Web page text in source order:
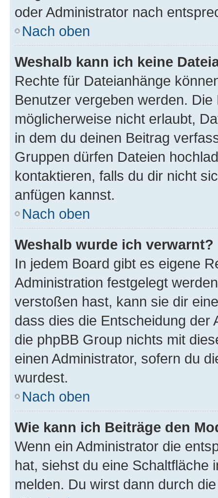
oder Administrator nach
Nach oben
Weshalb kann ich keine
Rechte für Dateianhänge
Benutzer vergeben werden.
möglicherweise nicht erlaubt,
in dem du deinen Beitrag
Gruppen dürfen Dateien
kontaktieren, falls du dir nicht
anfügen kannst.
Nach oben
Weshalb wurde ich verwarnt?
In jedem Board gibt es eigene
Administration festgelegt
verstoßen hast, kann sie dir
dass dies die Entscheidung der
die phpBB Group nichts mit
einen Administrator, sofern du
wurdest.
Nach oben
Wie kann ich Beiträge den
Wenn ein Administrator die
hat, siehst du eine Schaltfläche
melden. Du wirst dann durch